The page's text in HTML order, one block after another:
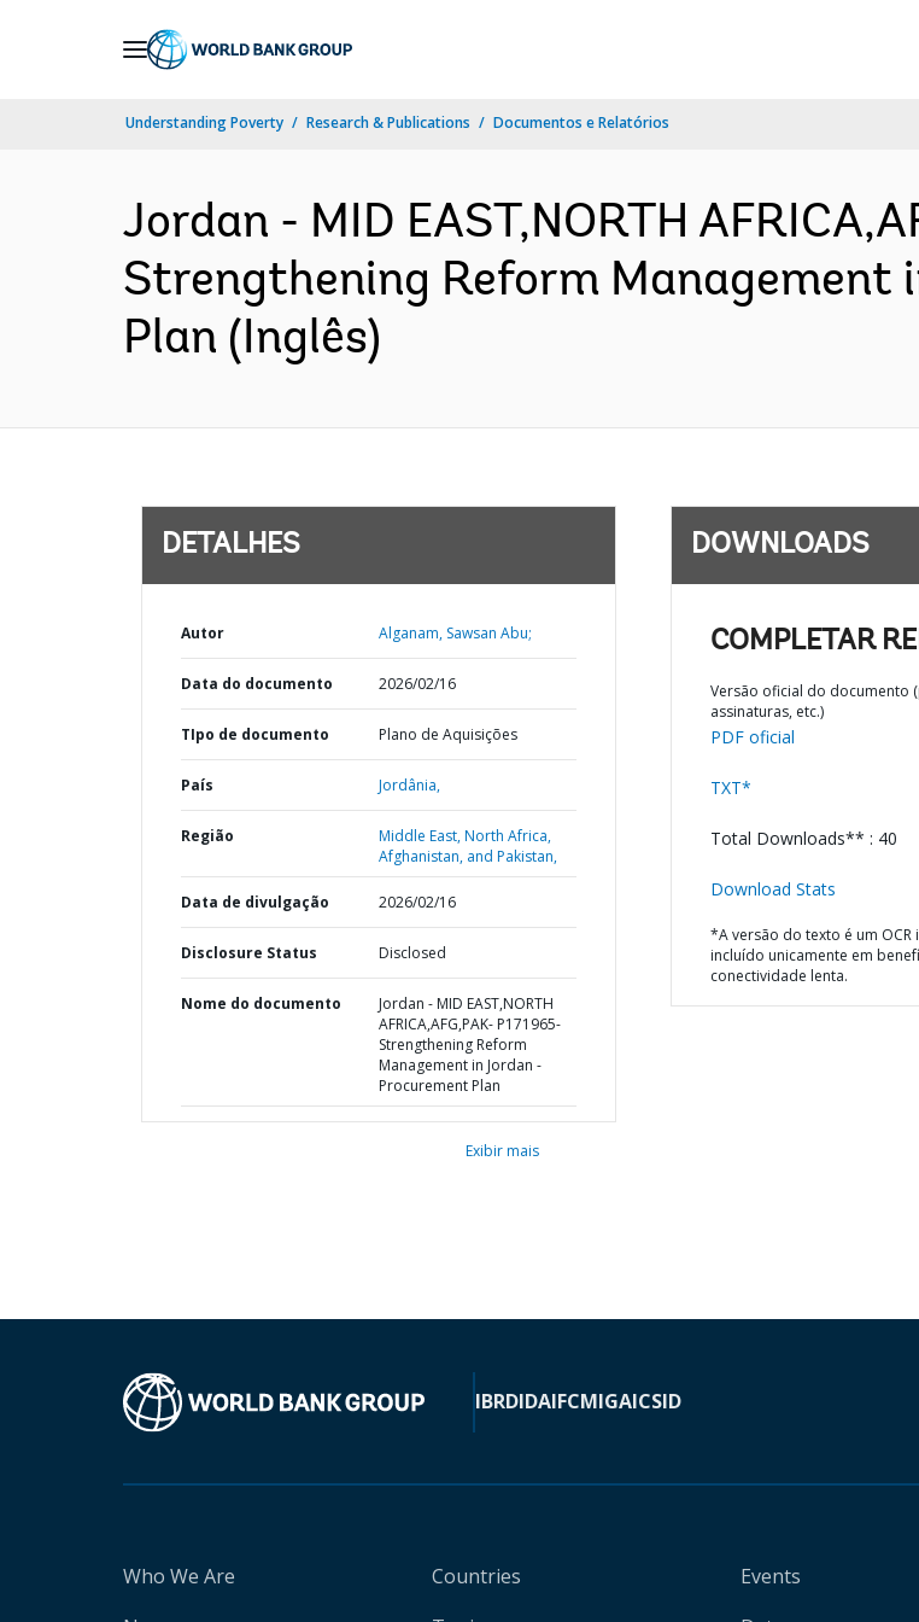
Understanding Poverty Research & Publications Documentos e Relatórios
Jordan - MID EAST,NORTH
Strengthening Reform Management
Plan (Inglês)
DETALHES
Autor Alganam, Sawsan Abu;
Data do documento 2026/02/16
TIpo de documento Plano de Aquisições
País Jordânia,
Região
Middle East, North Africa,
Afghanistan, and Pakistan,
Data de divulgação 2026/02/16
Disclosure Status Disclosed
Nome do documento
Jordan - MID EAST,NORTH
AFRICA,AFG,PAK- P171965-
Strengthening Reform
Management in Jordan -
Procurement Plan
Exibir mais
DOWNLOADS
COMPLETAR
Versão oficial do documento
assinaturas, etc.)
PDF oficial
TXT*
Total Downloads** : 40
Download Stats
*A versão do texto é um OCR
incluído unicamente em
conectividade lenta.
IBRDIDAIFCMIGAICSID
Who We Are
Countries
Events